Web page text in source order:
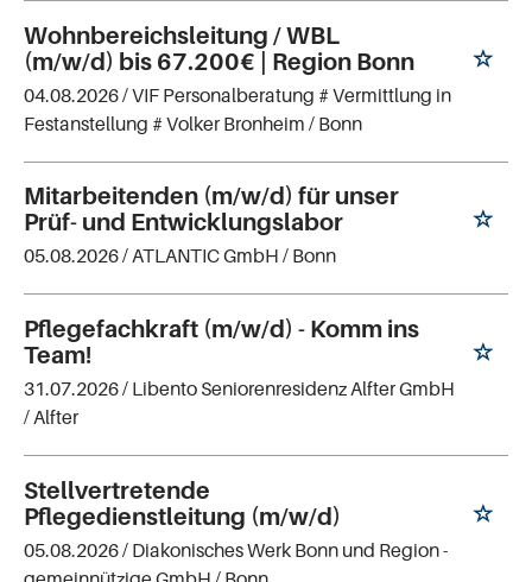
Wohnbereichsleitung / WBL
(m/w/d) bis 67.200€ | Region Bonn
04.08.2026 /VIF Personalberatung # Vermittlung in
Festanstellung # Volker Bronheim / Bonn
Mitarbeitenden (m/w/d) für unser
Prüf- und Entwicklungslabor
05.08.2026 /ATLANTIC GmbH / Bonn
Pflegefachkraft (m/w/d) - Komm ins
Team!
31.07.2026 / Libento Seniorenresidenz Alfter GmbH
/ Alfter
Stellvertretende
Pflegedienstleitung (m/w/d)
05.08.2026 / Diakonisches Werk Bonn und Region -